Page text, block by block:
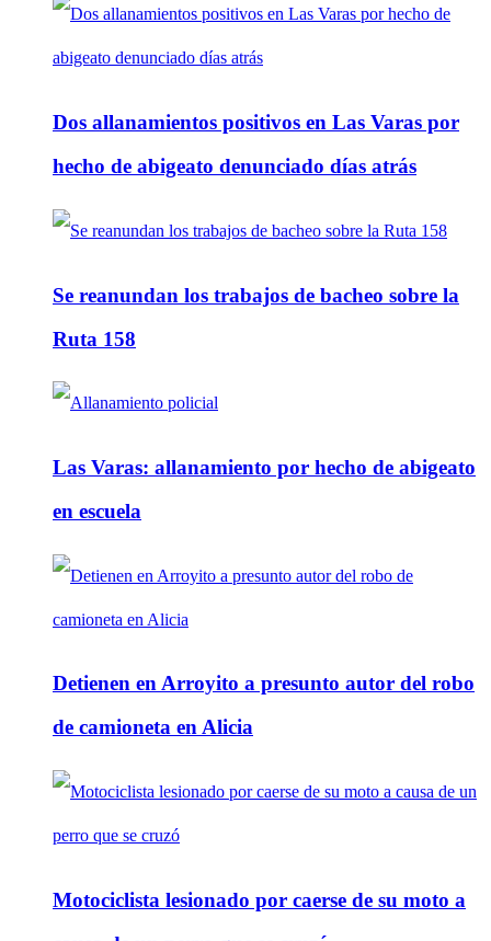
Dos allanamientos positivos en Las Varas por
hecho de abigeato denunciado días atrás
Se reanundan los trabajos de bacheo sobre la
Ruta 158
Las Varas: allanamiento por hecho de abigeato
en escuela
Detienen en Arroyito a presunto autor del robo
de camioneta en Alicia
Motociclista lesionado por caerse de su moto a